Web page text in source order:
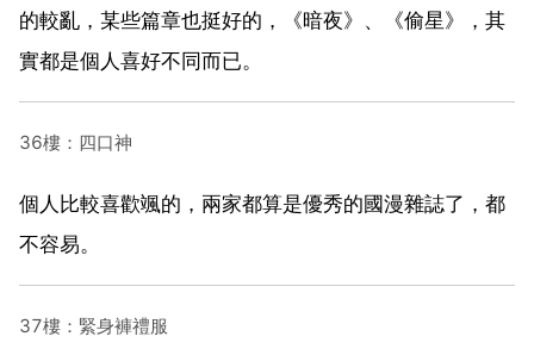
的較亂，某些篇章也挺好的，《暗夜》、《偷星》，其
實都是個人喜好不同而已。
36樓：四口神
個人比較喜歡颯的，兩家都算是優秀的國漫雜誌了，都
不容易。
37樓：緊身褲禮服